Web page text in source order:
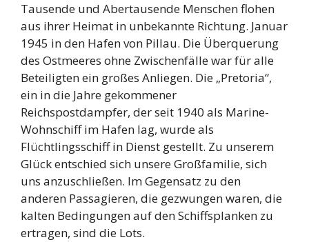
Tausende und Abertausende Menschen flohen
aus ihrer Heimat in unbekannte Richtung. Januar
1945 in den Hafen von Pillau. Die Überquerung
des Ostmeeres ohne Zwischenfälle war für alle
Beteiligten ein großes Anliegen. Die „Pretoria“,
ein in die Jahre gekommener
Reichspostdampfer, der seit 1940 als Marine-
Wohnschiff im Hafen lag, wurde als
Flüchtlingsschiff in Dienst gestellt. Zu unserem
Glück entschied sich unsere Großfamilie, sich
uns anzuschließen. Im Gegensatz zu den
anderen Passagieren, die gezwungen waren, die
kalten Bedingungen auf den Schiffsplanken zu
ertragen, sind die Lots.